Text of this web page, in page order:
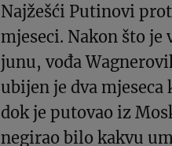
Najžešći Putinovi
mjeseci. Nakon što je
junu, vođa
ubijen je dva
dok je putovao iz
negirao bilo kakvu